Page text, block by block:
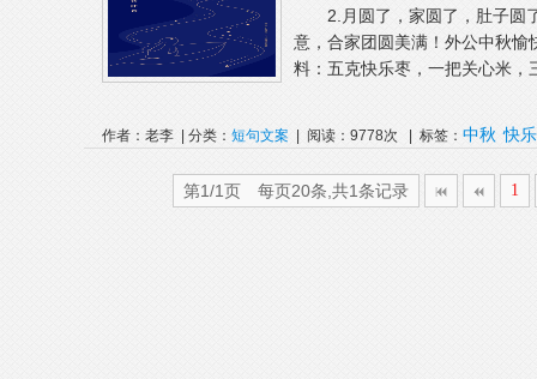
2.月圆了，家圆了，肚子圆
意，合家团圆美满！外公中秋
料：五克快乐枣，一把关心米
作者：老李 | 分类： 短句文案 | 阅读：9778次 | 标签： 中秋 快乐
第1/1页 每页20条,共1条记录 1